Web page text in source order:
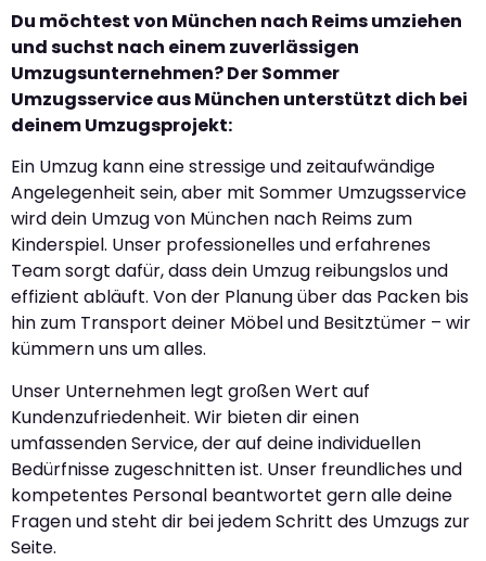
Du möchtest von München nach Reims umziehen
und suchst nach einem zuverlässigen
Umzugsunternehmen? Der Sommer
Umzugsservice aus München unterstützt dich bei
deinem Umzugsprojekt:
Ein Umzug kann eine stressige und zeitaufwändige
Angelegenheit sein, aber mit Sommer Umzugsservice
wird dein Umzug von München nach Reims zum
Kinderspiel. Unser professionelles und erfahrenes
Team sorgt dafür, dass dein Umzug reibungslos und
effizient abläuft. Von der Planung über das Packen bis
hin zum Transport deiner Möbel und Besitztümer – wir
kümmern uns um alles.
Unser Unternehmen legt großen Wert auf
Kundenzufriedenheit. Wir bieten dir einen
umfassenden Service, der auf deine individuellen
Bedürfnisse zugeschnitten ist. Unser freundliches und
kompetentes Personal beantwortet gern alle deine
Fragen und steht dir bei jedem Schritt des Umzugs zur
Seite.